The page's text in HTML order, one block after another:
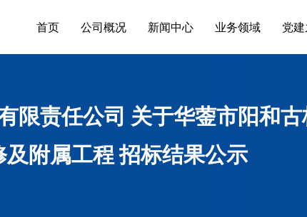
首页 公司概况 新闻中心 业务领域 党
限责任公司 关于华蓥市阳和
附属工程 招标结果公示